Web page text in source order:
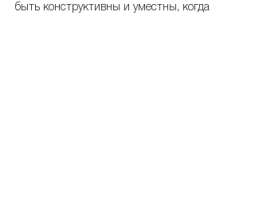
быть конструктивны и уместны, когда